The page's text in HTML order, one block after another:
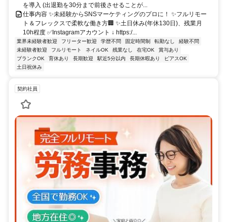
を導入 (出退勤を30分まで前後させることが...
仕事内容 ✨未経験からSNSマーケティングのプロに！ ✨フルリモー
ト＆フレックスで柔軟な働き方🏢 ✨土日休み(年休130日)、残業月
10h程度 ✅Instagramアカウント ↓ https:/...
業界未経験者歓迎 フリーター歓迎 学歴不問 固定時間制 転勤なし
経験不問
未経験者歓迎
フルリモート ネイルOK 残業なし 在宅OK
賞与あり
ブランクOK
育休あり 長期歓迎 駅近5分以内 長期休暇あり
ピアスOK
土日祝休み
契約社員